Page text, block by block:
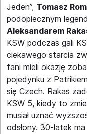
Jeden”, Tomasz
podopiecznym
Aleksandarem
KSW podczas gali
ciekawego starcia
fani mieli okazję
pojedynku z
się Czech. Rakas
KSW 5, kiedy to
musiał uznać
odsłony. 30-latek